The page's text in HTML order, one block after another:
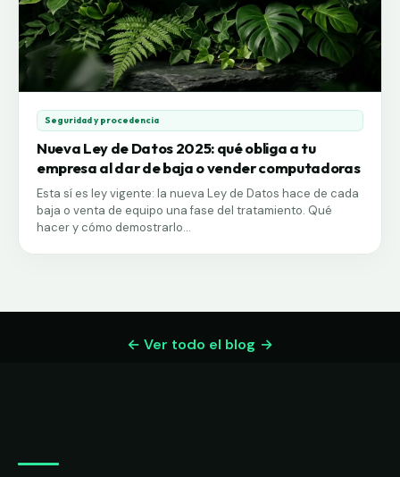
Seguridad y procedencia
Nueva Ley de Datos 2025: qué obliga a tu
empresa al dar de baja o vender computadoras
Esta sí es ley vigente: la nueva Ley de Datos hace de cada
baja o venta de equipo una fase del tratamiento. Qué
hacer y cómo demostrarlo...
← Ver todo el blog